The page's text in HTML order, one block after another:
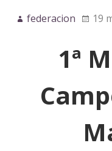
federacion 19
1ª